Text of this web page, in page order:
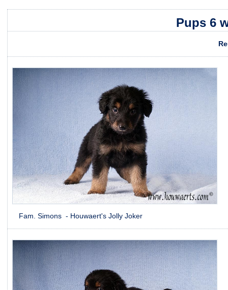
Pups 6
Fam. Simons - Houwaert's Jolly Joker Fam.